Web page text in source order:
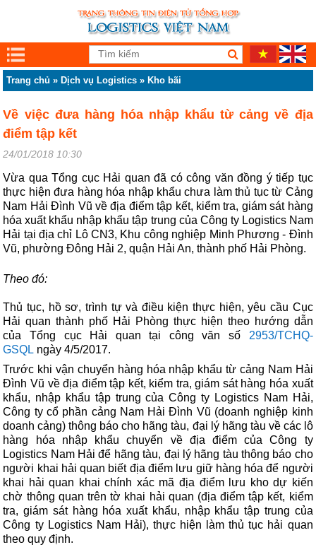
Trang chủ » Dịch vụ Logistics » Kho bãi
Về việc đưa hàng hóa nhập khẩu từ cảng về địa
điểm tập kết
24/01/2018 10:30
Vừa qua Tổng cục Hải quan đã có công văn đồng ý tiếp tục
thực hiện đưa hàng hóa nhập khẩu chưa làm thủ tục từ Cảng
Nam Hải Đình Vũ về địa điểm tập kết, kiểm tra, giám sát hàng
hóa xuất khẩu nhập khẩu tập trung của Công ty Logistics Nam
Hải tại địa chỉ Lô CN3, Khu công nghiệp Minh Phương - Đình
Vũ, phường Đông Hải 2, quận Hải An, thành phố Hải Phòng.
Theo đó:
Thủ tục, hồ sơ, trình tự và điều kiện thực hiện, yêu cầu Cục
Hải quan thành phố Hải Phòng thực hiện theo hướng dẫn
của Tổng cục Hải quan tại công văn số2953/TCHQ-
GSQL ngày 4/5/2017.
Trước khi vận chuyển hàng hóa nhập khẩu từ cảng Nam Hải
Đình Vũ về địa điểm tập kết, kiểm tra, giám sát hàng hóa xuất
khẩu, nhập khẩu tập trung của Công ty Logistics Nam Hải,
Công ty cổ phần cảng Nam Hải Đình Vũ (doanh nghiệp kinh
doanh cảng) thông báo cho hãng tàu, đại lý hãng tàu về các lô
hàng hóa nhập khẩu chuyển về địa điểm của Công ty
Logistics Nam Hải để hãng tàu, đại lý hãng tàu thông báo cho
người khai hải quan biết địa điểm lưu giữ hàng hóa để người
khai hải quan khai chính xác mã địa điểm lưu kho dự kiến
chờ thông quan trên tờ khai hải quan (địa điểm tập kết, kiểm
tra, giám sát hàng hóa xuất khẩu, nhập khẩu tập trung của
Công ty Logistics Nam Hải), thực hiện làm thủ tục hải quan
theo quy định.